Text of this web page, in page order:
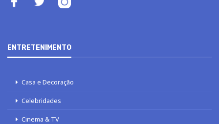
ENTRETENIMENTO
Casa e Decoração
Celebridades
Cinema & TV